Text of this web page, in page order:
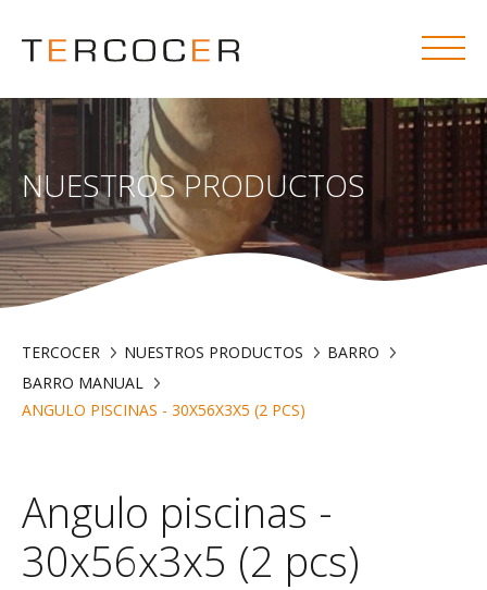
NUESTROS PRODUCTOS
TERCOCER NUESTROS PRODUCTOS
BARRO
BARRO MANUAL
ANGULO PISCINAS - 30X56X3X5 (2 PCS)
Angulo piscinas -
30x56x3x5 (2 pcs)